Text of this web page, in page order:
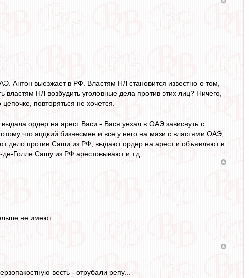
Антон выезжает в РФ. Властям НЛ становится известно о том,
НЛ возбудить уголовные дела против этих лиц? Ничего,
повторяться не хочется.
ордер на арест Васи - Вася уехал в ОАЭ зависнуть с
что аццкий бизнесмен и все у него на мази с властями ОАЭ,
дело против Саши из РФ, выдают ордер на арест и объявляют в
Голле Сашу из РФ арестовывают и т.д.
не имеют.
весть - отрубали репу...